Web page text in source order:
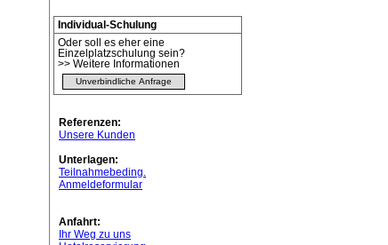
Individual-Schulung
Oder soll es eher eine
Einzelplatzschulung sein?
>> Weitere Informationen
Unverbindliche Anfrage
Referenzen:
Unsere Kunden
Unterlagen:
Teilnahmebeding.
Anmeldeformular
Anfahrt:
Ihr Weg zu uns